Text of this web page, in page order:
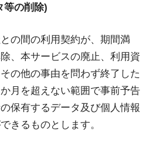
の削除)
の間の利用契約が、期間満
、本サービスの廃止、利用資
の他の事由を問わず終了した
月を超えない範囲で事前予告
保有するデータ及び個人情報
きるものとします。